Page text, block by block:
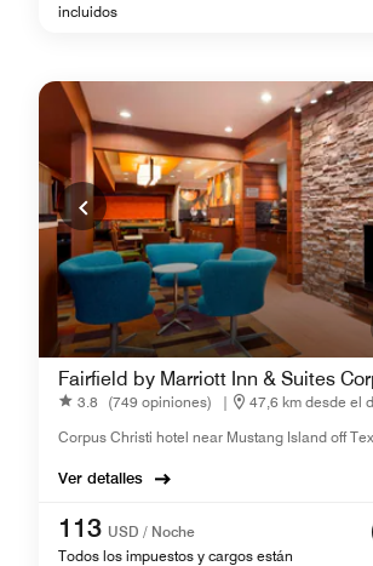
incluidos
Fairfield by Marriott Inn & Suites
3.8 (749 opiniones) |
47,6 km desde el
Corpus Christi hotel near Mustang Island off
Ver detalles
113 USD / Noche
Todos los impuestos y cargos están